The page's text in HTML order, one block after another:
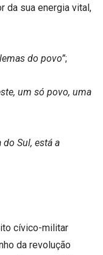
da sua energia vital,
do povo”;
um só povo, uma
do Sul, está a
cívico-militar
da revolução